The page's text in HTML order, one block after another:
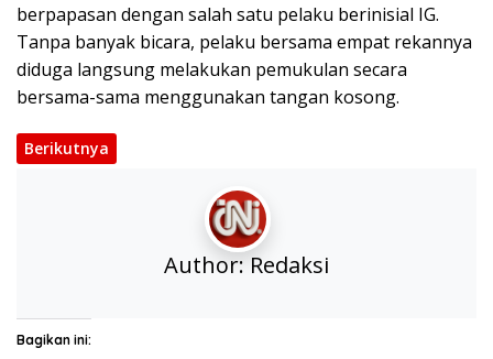
berpapasan dengan salah satu pelaku berinisial IG.
Tanpa banyak bicara, pelaku bersama empat rekannya
diduga langsung melakukan pemukulan secara
bersama-sama menggunakan tangan kosong.
Berikutnya
Author:Redaksi
Bagikan ini: